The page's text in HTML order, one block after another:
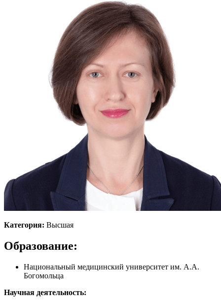
Категория: Высшая
Образование:
Национальный медицинский университет им. А.А.
Богомольца
Научная деятельность: